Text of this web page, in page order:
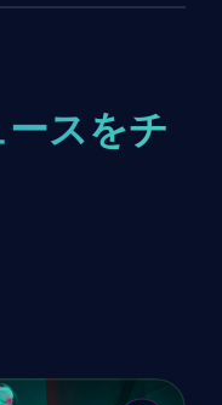
スをチ